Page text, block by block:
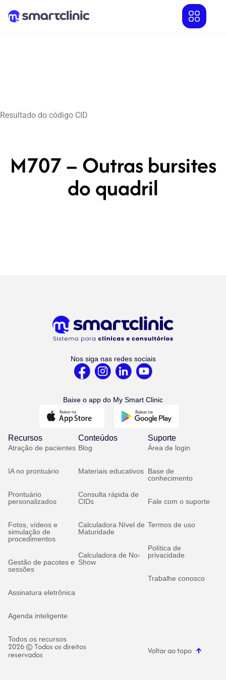
Resultado do código CID
M707 – Outras bursites
do quadril
Nos siga nas redes sociais
Baixe o app do My Smart Clinic
Recursos
Atração de pacientes
IA no prontuário
Prontuário
personalizados
Fotos, vídeos e
simulação de
procedimentos
Gestão de pacotes e
sessões
Assinatura eletrônica
Agenda inteligente
Todos os recursos
Conteúdos
Blog
Materiais educativos
Consulta rápida de
CIDs
Calculadora Nível de
Maturidade
Calculadora de No-
Show
Suporte
Área de login
Base de
conhecimento
Fale com o suporte
Termos de uso
Política de
privacidade
Trabalhe conosco
2026 © Todos os direitos
reservados Voltar ao topo